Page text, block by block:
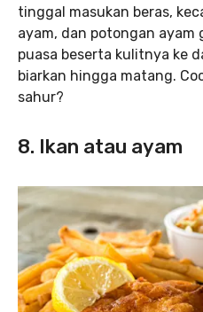
tinggal masukan beras,
ayam, dan potongan ayam
puasa beserta kulitnya ke
biarkan hingga matang.
sahur?
8. Ikan atau ayam